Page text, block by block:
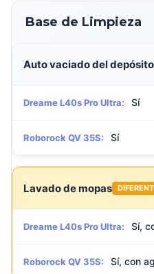
Base de Limpieza
Auto vaciado del
Dreame L40s Pro Ultra: Sí
Roborock QV 35S: Sí
Lavado de mopas
Dreame L40s Pro Ultra: Sí,
Roborock QV 35S: Sí, con